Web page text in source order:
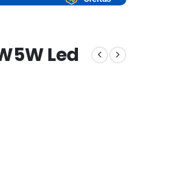
Led